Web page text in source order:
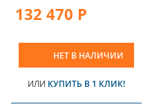
132 470 Р
НЕТ В НАЛИЧИИ
ИЛИ КУПИТЬ В 1 КЛИК!